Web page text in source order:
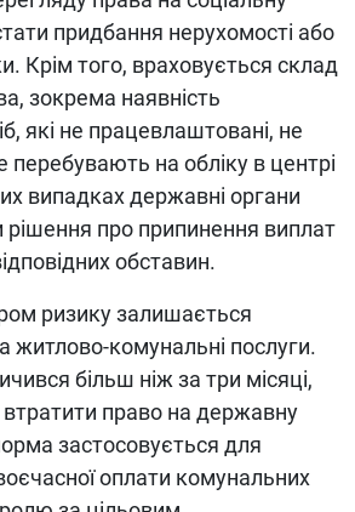
придбання нерухомості або
Крім того, враховується склад
зокрема наявність
які не працевлаштовані, не
перебувають на обліку в центрі
випадках державні органи
про припинення виплат
обставин.
ризику залишається
житлово-комунальні послуги.
більш ніж за три місяці,
право на державну
застосовується для
оплати комунальних